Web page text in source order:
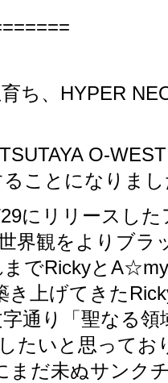
ち、HYPER
O-
ことになりま
にリリースし
界観をよりブラ
でRickyと
き上げてきた
通り「聖なる領
たいと思ってお
まだ未ぬサンク